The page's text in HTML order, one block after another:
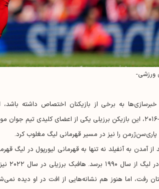
ورزشی-
خبرسازی‌ها به برخی از بازیکنان اختصاص داشته
۲۰۱۷-۲۰۱۶، این بازیکن برزیلی یکی از اعضای کلیدی
پاری‌سن‌ژرمن را نیز در مسیر قهرمانی لیگ مغلوب کرد.
از آمدن به آنفیلد نه تنها به قهرمانی لیورپول در لیگ
رفت، اما هنوز هم نشانه‌هایی از افت در او دیده